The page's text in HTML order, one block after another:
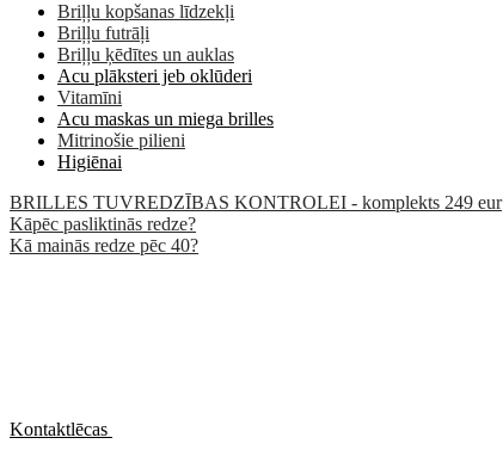
Briļļu kopšanas līdzekļi
Briļļu futrāļi
Briļļu ķēdītes un auklas
Acu plāksteri jeb oklūderi
Vitamīni
Acu maskas un miega brilles
Mitrinošie pilieni
Higiēnai
BRILLES TUVREDZĪBAS KONTROLEI - komplekts 249 eur
Kāpēc pasliktinās redze?
Kā mainās redze pēc 40?
Kontaktlēcas